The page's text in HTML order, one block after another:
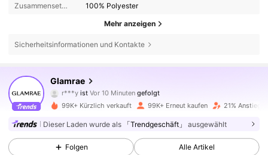
Zusammensetzung: 100% Polyester
Mehr anzeigen
Sicherheitsinformationen und Kontakte
Glamrae
r***y ist Vor 10 Minuten
gefolgt
4,75
667K Follower
4,75 667K Follower
99K+ Kürzlich verkauft 99K+ Erneut kaufen 21% Anstieg
Dieser Laden wurde als 「Trendgeschäft」 ausgewählt
Folgen Alle Artikel